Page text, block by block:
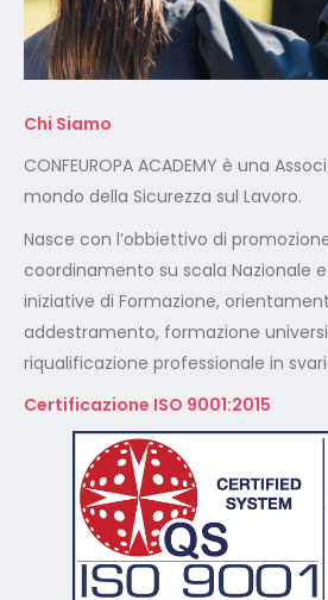
Chi Siamo
CONFEUROPA ACADEMY è una
mondo della Sicurezza sul Lavoro.
Nasce con l’obbiettivo di
coordinamento su scala Nazionale
iniziative di Formazione,
addestramento, formazione
riqualificazione professionale in
Certificazione ISO 9001:2015